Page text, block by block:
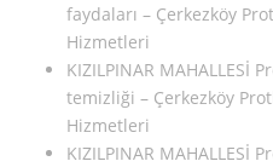
faydaları – Çerkezköy
Hizmetleri
KIZILPINAR MAHALLESİ
temizliği – Çerkezköy
Hizmetleri
KIZILPINAR MAHALLESİ